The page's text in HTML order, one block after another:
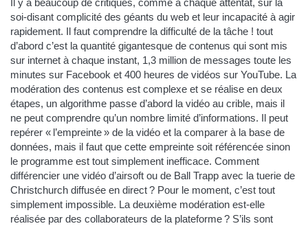
Il y a beaucoup de critiques, comme à chaque attentat, sur la
soi-disant complicité des géants du web et leur incapacité à agir
rapidement. Il faut comprendre la difficulté de la tâche ! tout
d’abord c’est la quantité gigantesque de contenus qui sont mis
sur internet à chaque instant, 1,3 million de messages toute les
minutes sur Facebook et 400 heures de vidéos sur YouTube. La
modération des contenus est complexe et se réalise en deux
étapes, un algorithme passe d’abord la vidéo au crible, mais il
ne peut comprendre qu’un nombre limité d’informations. Il peut
repérer « l’empreinte » de la vidéo et la comparer à la base de
données, mais il faut que cette empreinte soit référencée sinon
le programme est tout simplement inefficace. Comment
différencier une vidéo d’airsoft ou de Ball Trapp avec la tuerie de
Christchurch diffusée en direct ? Pour le moment, c’est tout
simplement impossible. La deuxième modération est-elle
réalisée par des collaborateurs de la plateforme ? S’ils sont